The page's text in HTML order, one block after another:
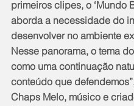
primeiros clipes, o ‘Mundo
aborda a necessidade do
desenvolver no ambiente
Nesse panorama, o tema
como uma continuação
conteúdo que
Chaps Melo, músico e